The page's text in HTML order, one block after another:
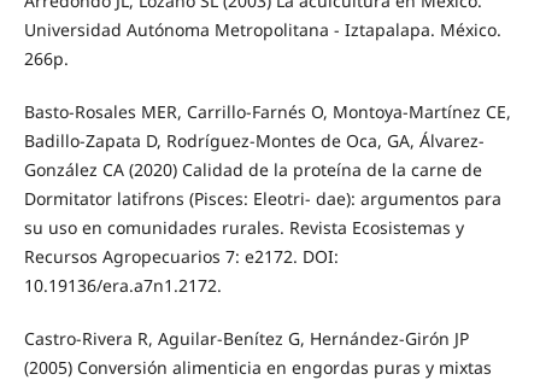
Universidad Autónoma Metropolitana - Iztapalapa. México.
266p.
Basto-Rosales MER, Carrillo-Farnés O, Montoya-Martínez CE,
Badillo-Zapata D, Rodríguez-Montes de Oca, GA, Álvarez-
González CA (2020) Calidad de la proteína de la carne de
Dormitator latifrons (Pisces: Eleotri- dae): argumentos para
su uso en comunidades rurales. Revista Ecosistemas y
Recursos Agropecuarios 7: e2172. DOI:
10.19136/era.a7n1.2172.
Castro-Rivera R, Aguilar-Benítez G, Hernández-Girón JP
(2005) Conversión alimenticia en engordas puras y mixtas